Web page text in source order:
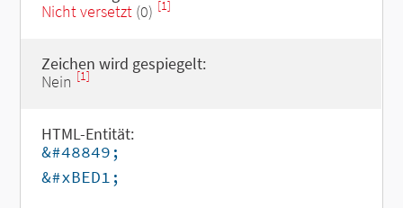
Nicht versetzt(0) [1]
Zeichen wird gespiegelt:
Nein [1]
HTML-Entität:
&#48849;
&#xBED1;